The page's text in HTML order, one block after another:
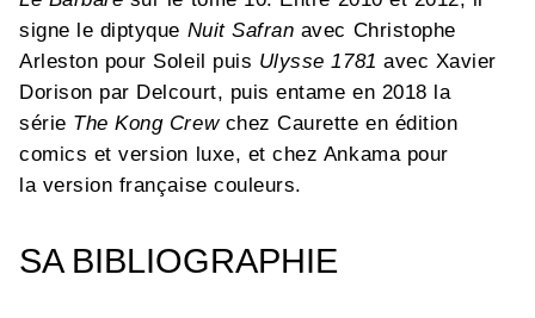
signe le diptyque Nuit Safran avec Christophe
Arleston pour Soleil puis Ulysse 1781avec Xavier
Dorison par Delcourt, puis entame en 2018 la
série The Kong Crewchez Caurette en édition
comics et version luxe, et chez Ankama pour
la version française couleurs.
SA BIBLIOGRAPHIE